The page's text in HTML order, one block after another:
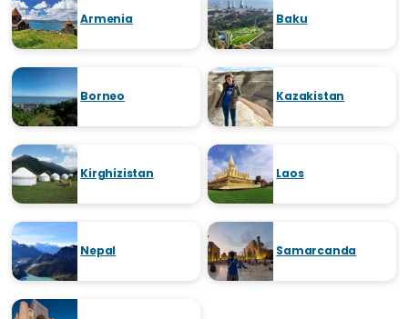
Armenia Baku
Borneo Kazakistan
Kirghizistan Laos
Nepal Samarcanda